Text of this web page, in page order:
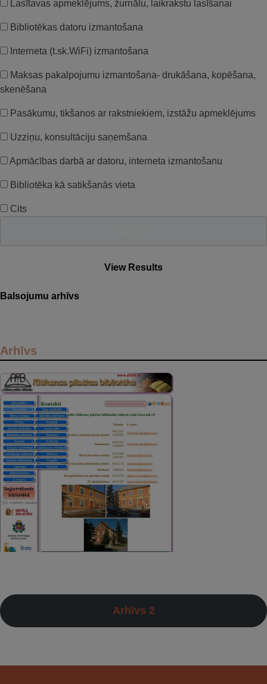
Lasītavas apmeklējums, žurnālu, laikrakstu lasīšanai
Bibliotēkas datoru izmantošana
Interneta (t.sk.WiFi) izmantošana
Maksas pakalpojumu izmantošana- drukāšana, kopēšana,
skenēšana
Pasākumu, tikšanos ar rakstniekiem, izstāžu apmeklējums
Uzziņu, konsultāciju saņemšana
Apmācības darbā ar datoru, interneta izmantošanu
Bibliotēka kā satikšanās vieta
Cits
View Results
Balsojumu arhīvs
Arhīvs
Arhīvs 2